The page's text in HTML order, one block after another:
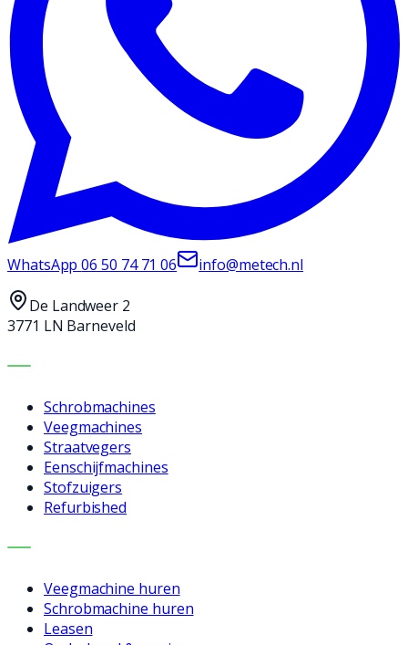
WhatsApp06 50 74 71 06 info@metech.nl
De Landweer 2
3771 LN Barneveld
MACHINES
Schrobmachines
Veegmachines
Straatvegers
Eenschijfmachines
Stofzuigers
Refurbished
DIENSTEN
Veegmachine huren
Schrobmachine huren
Leasen